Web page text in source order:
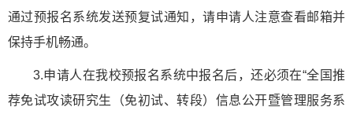
通过预报名系统发送预复试通知，请申请人注意查看邮箱并
保持手机畅通。
3.申请人在我校预报名系统中报名后，还必须在“全国推
荐免试攻读研究生（免初试、转段）信息公开暨管理服务系